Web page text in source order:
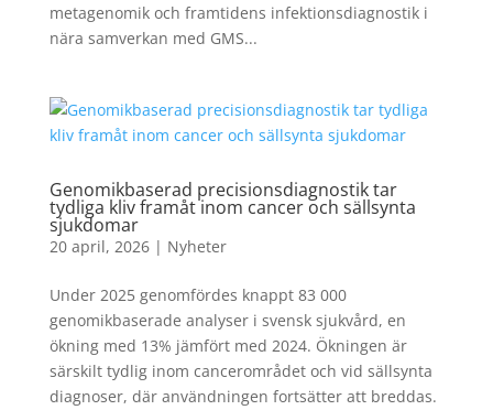
metagenomik och framtidens infektionsdiagnostik i
nära samverkan med GMS...
Genomikbaserad precisionsdiagnostik tar
tydliga kliv framåt inom cancer och sällsynta
sjukdomar
20 april, 2026| Nyheter
Under 2025 genomfördes knappt 83 000
genomikbaserade analyser i svensk sjukvård, en
ökning med 13% jämfört med 2024. Ökningen är
särskilt tydlig inom cancerområdet och vid sällsynta
diagnoser, där användningen fortsätter att breddas.